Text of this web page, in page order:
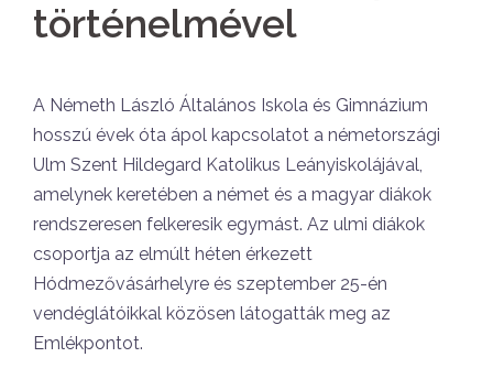
történelmével
A Németh László Általános Iskola és Gimnázium
hosszú évek óta ápol kapcsolatot a németországi
Ulm Szent Hildegard Katolikus Leányiskolájával,
amelynek keretében a német és a magyar diákok
rendszeresen felkeresik egymást. Az ulmi diákok
csoportja az elmúlt héten érkezett
Hódmezővásárhelyre és szeptember 25-én
vendéglátóikkal közösen látogatták meg az
Emlékpontot.